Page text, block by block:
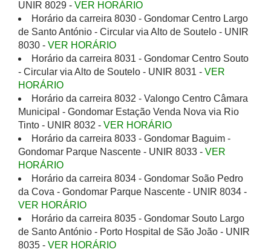
UNIR 8029 - VER HORÁRIO
Horário da carreira 8030 - Gondomar Centro Largo
de Santo António - Circular via Alto de Soutelo - UNIR
8030 - VER HORÁRIO
Horário da carreira 8031 - Gondomar Centro Souto
- Circular via Alto de Soutelo - UNIR 8031 - VER
HORÁRIO
Horário da carreira 8032 - Valongo Centro Câmara
Municipal - Gondomar Estação Venda Nova via Rio
Tinto - UNIR 8032 - VER HORÁRIO
Horário da carreira 8033 - Gondomar Baguim -
Gondomar Parque Nascente - UNIR 8033 - VER
HORÁRIO
Horário da carreira 8034 - Gondomar Soão Pedro
da Cova - Gondomar Parque Nascente - UNIR 8034 -
VER HORÁRIO
Horário da carreira 8035 - Gondomar Souto Largo
de Santo António - Porto Hospital de São João - UNIR
8035 - VER HORÁRIO